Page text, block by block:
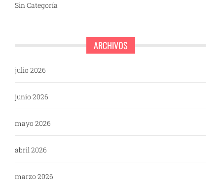
Sin Categoría
ARCHIVOS
julio 2026
junio 2026
mayo 2026
abril 2026
marzo 2026